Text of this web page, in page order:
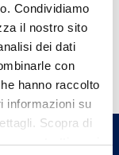
Condividiamo
il nostro sito
dei dati
con
hanno raccolto
informazioni su
Scopra di
come trattiamo i
e parla con